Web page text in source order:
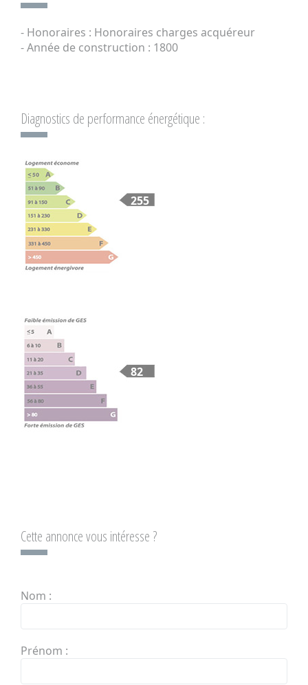
- Honoraires : Honoraires charges acquéreur
- Année de construction : 1800
Diagnostics de performance énergétique :
255
82
Cette annonce vous intéresse ?
Nom :
Prénom :